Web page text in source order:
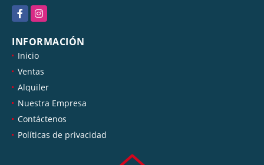
FacebookInstagram
INFORMACIÓN
Inicio
Ventas
Alquiler
Nuestra Empresa
Contáctenos
Políticas de privacidad